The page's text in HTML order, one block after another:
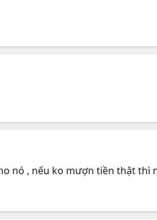
nó , nếu ko mượn tiền thật